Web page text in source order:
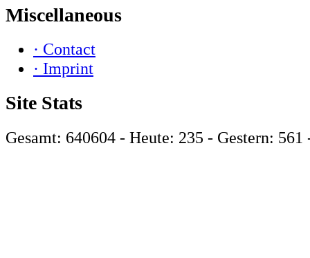
Miscellaneous
· Contact
· Imprint
Site Stats
Gesamt: 640604 - Heute: 235 - Gestern: